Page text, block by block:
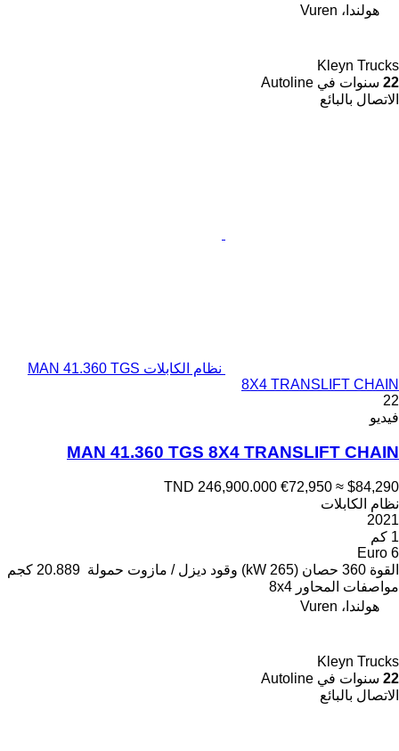
هولندا، Vuren
Kleyn Trucks
22 سنوات في Autoline
الاتصال بالبائع
نظام الكابلات MAN 41.360 TGS
8X4 TRANSLIFT CHAIN
22
فيديو
MAN 41.360 TGS 8X4 TRANSLIFT CHAIN
TND 246,900.000 €72,950 ≈ $84,290
نظام الكابلات
2021
1 كم
Euro 6
القوة 360 حصان (265 kW) وقود ديزل / مازوت حمولة 20.889 كجم
مواصفات المحاور 8x4
هولندا، Vuren
Kleyn Trucks
22 سنوات في Autoline
الاتصال بالبائع